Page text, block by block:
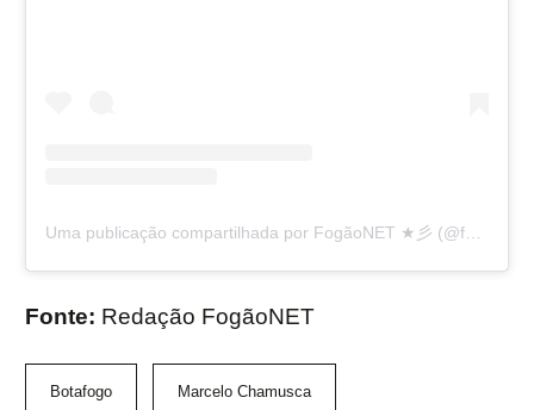
Fonte: Redação FogãoNET
Botafogo Marcelo Chamusca